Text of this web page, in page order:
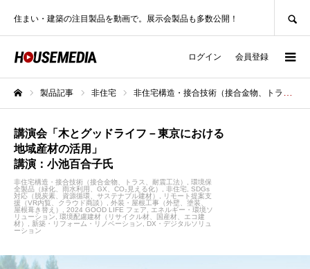
住まい・建築の注目製品を動画で。展示会製品も多数公開！
ログイン 会員登録
製品記事 非住宅 非住宅構造・接合技術（接合金物、トラス、耐震工法）
講演会「木とグッドライフ－東京における
地域産材の活用」
講演：小池百合子氏
非住宅構造・接合技術（接合金物、トラス、耐震工法）
環境保
全製品（緑化、雨水利用、GX、CO₂見える化）
非住宅
SDGs
対応（脱炭素、資源循環、サステナブル建材）
リモート提案支
援（VR内覧、クラウド商談）
外装・屋根工事（外壁、塗装、
屋根葺き替え）
2024 GOOD LIFE フェア
エネルギー・環境ソ
リューション
環境配慮建材（リサイクル材、国産材、エコ建
材）
新築・リフォーム・リノベーション
DX・デジタルソリュ
ーション